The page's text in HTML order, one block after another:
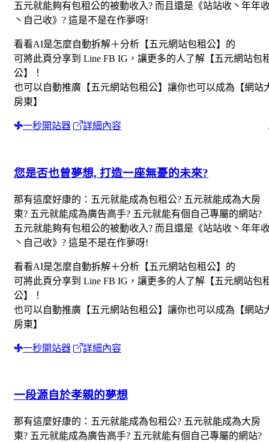
五元就能夠有包租公的被動收入? 而且還是《站站收丶年年
丶自己收》? 這是不是在作夢呀!
看看AI是怎麼自動拆解＋分析【五元網站包租公】的
可將此頁分享到 Line FB IG，讓更多的人了解【五元網站包
公】！
也可以自動推廣【五元網站包租公】讓你也可以成為【網站
房東】
一秒開站器 詳細內容
您是否也曾夢想, 打造一座無憂的未來?
那有這麼好康的：五元就能成為包租公? 五元就能成為大房
東? 五元就能成為廣告高手? 五元就能有個自己專屬的網站?
五元就能夠有包租公的被動收入? 而且還是《站站收丶年年
丶自己收》? 這是不是在作夢呀!
看看AI是怎麼自動拆解＋分析【五元網站包租公】的
可將此頁分享到 Line FB IG，讓更多的人了解【五元網站包
公】！
也可以自動推廣【五元網站包租公】讓你也可以成為【網站
房東】
一秒開站器 詳細內容
一段源自於孝親的夢想
那有這麼好康的：五元就能成為包租公? 五元就能成為大房
東? 五元就能成為廣告高手? 五元就能有個自己專屬的網站?